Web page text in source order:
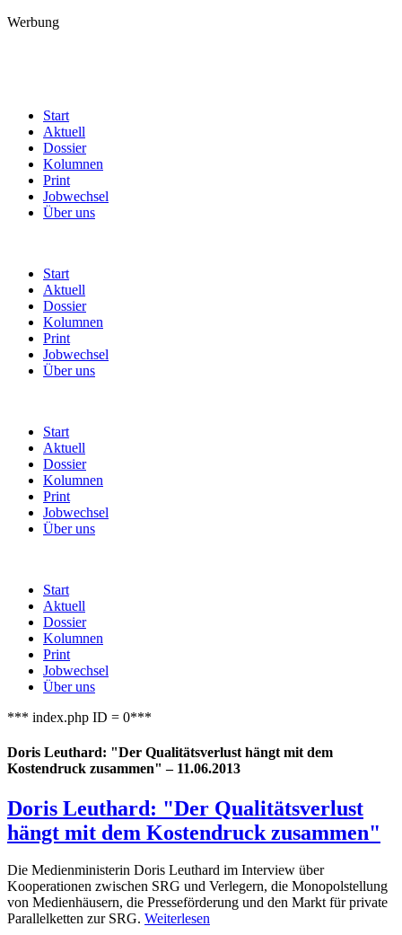
Werbung
Start
Aktuell
Dossier
Kolumnen
Print
Jobwechsel
Über uns
Start
Aktuell
Dossier
Kolumnen
Print
Jobwechsel
Über uns
Start
Aktuell
Dossier
Kolumnen
Print
Jobwechsel
Über uns
Start
Aktuell
Dossier
Kolumnen
Print
Jobwechsel
Über uns
*** index.php ID = 0***
Doris Leuthard: "Der Qualitätsverlust hängt mit dem
Kostendruck zusammen" – 11.06.2013
Doris Leuthard: "Der Qualitätsverlust
hängt mit dem Kostendruck zusammen"
Die Medienministerin Doris Leuthard im Interview über
Kooperationen zwischen SRG und Verlegern, die Monopolstellung
von Medienhäusern, die Presseförderung und den Markt für private
Parallelketten zur SRG. Weiterlesen